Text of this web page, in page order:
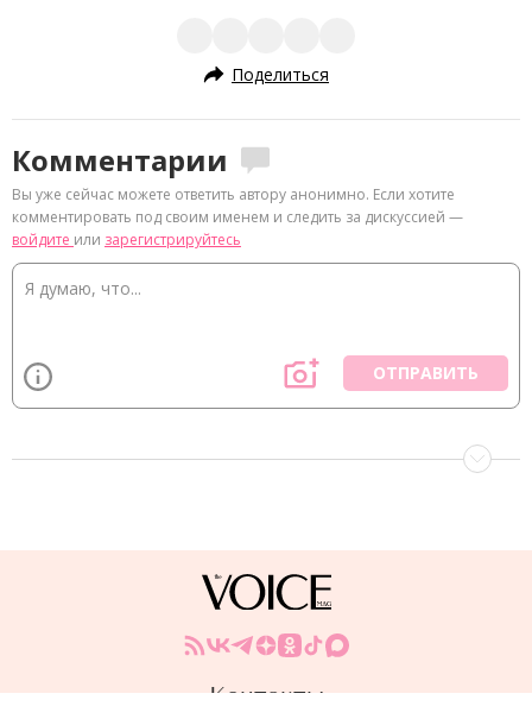
Поделиться
Комментарии
Вы уже сейчас можете ответить автору анонимно. Если хотите
комментировать под своим именем и следить за дискуссией —
войдите или зарегистрируйтесь
ОТПРАВИТЬ
Контакты